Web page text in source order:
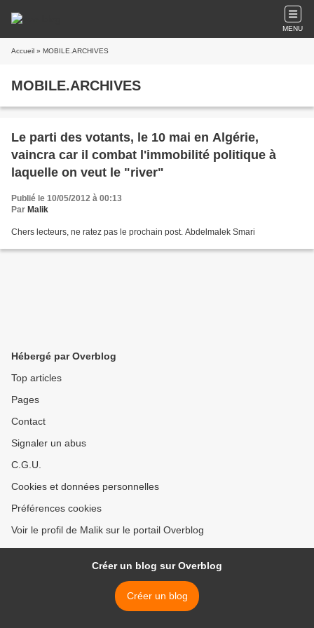
MENU
Accueil » MOBILE.ARCHIVES
MOBILE.ARCHIVES
Le parti des votants, le 10 mai en Algérie,
vaincra car il combat l'immobilité politique à
laquelle on veut le "river"
Publié le 10/05/2012 à 00:13
Par Malik
Chers lecteurs, ne ratez pas le prochain post. Abdelmalek Smari
Hébergé par Overblog
Top articles
Pages
Contact
Signaler un abus
C.G.U.
Cookies et données personnelles
Préférences cookies
Voir le profil de Malik sur le portail Overblog
Créer un blog sur Overblog
Créer un blog